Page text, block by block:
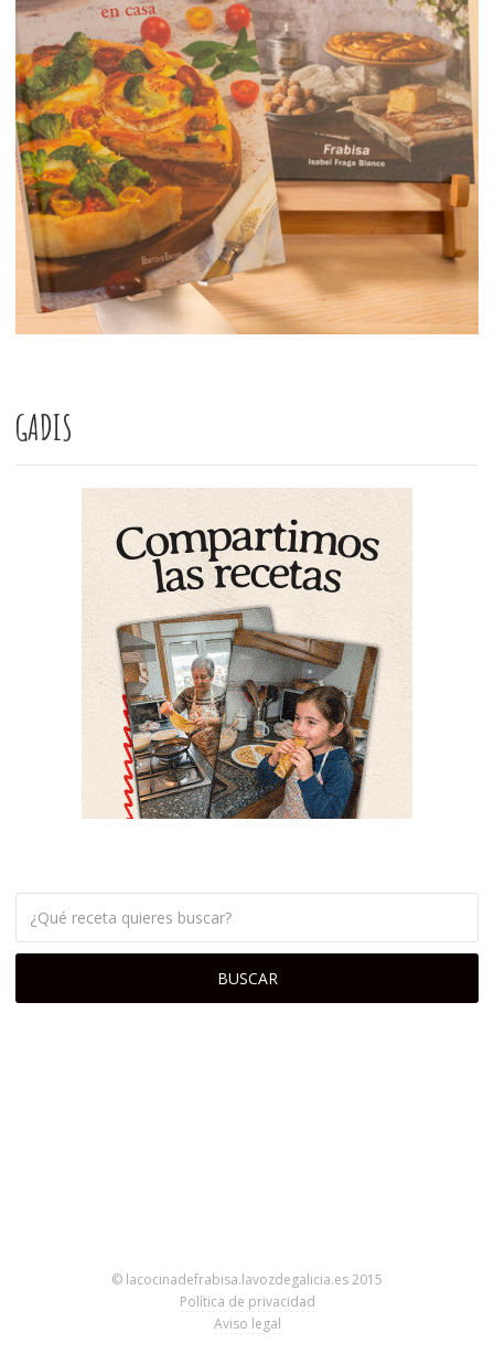
GADIS
© lacocinadefrabisa.lavozdegalicia.es 2015
Política de privacidad
Aviso legal